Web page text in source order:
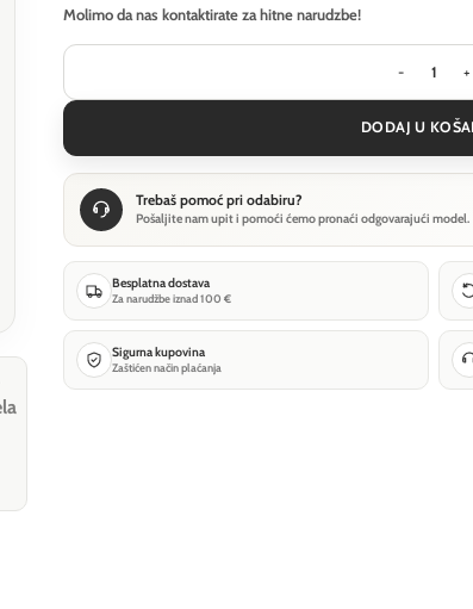
Molimo da nas kontaktirate za hitne narudzbe!
DODAJ U
Trebaš pomoć pri odabiru?
Pošaljite nam upit i pomoći ćemo pronaći odgovarajući model.
Besplatna dostava
Za narudžbe iznad 100 €
Sigurna kupovina
Zaštićen način plaćanja